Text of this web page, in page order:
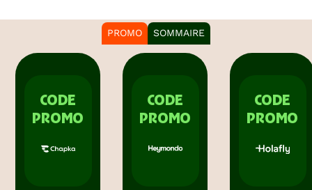
PROMO SOMMAIRE
CODE
PROMO
CODE
PROMO
CODE
PROMO